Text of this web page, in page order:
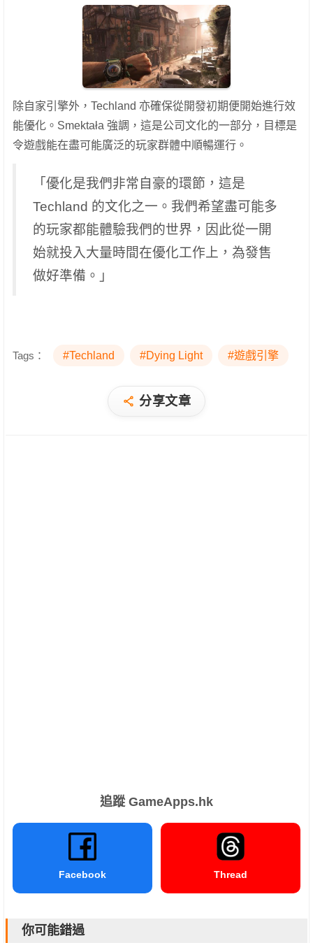
除自家引擎外，Techland 亦確保從開發初期便開始進行效
能優化。Smektała 強調，這是公司文化的一部分，目標是
令遊戲能在盡可能廣泛的玩家群體中順暢運行。
「優化是我們非常自豪的環節，這是
Techland 的文化之一。我們希望盡可能多
的玩家都能體驗我們的世界，因此從一開
始就投入大量時間在優化工作上，為發售
做好準備。」
Tags： #Techland #Dying Light #遊戲引擎
分享文章
追蹤 GameApps.hk
Facebook Thread
你可能錯過